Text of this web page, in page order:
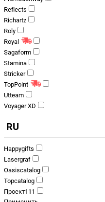
Reflects
Richartz
Roly
Royal
Sagaform
Stamina
Stricker
TopPoint
Utteam
Voyager XD
RU
Happygifts
Lasergraf
Oasiscatalog
Topcatalog
Проект111